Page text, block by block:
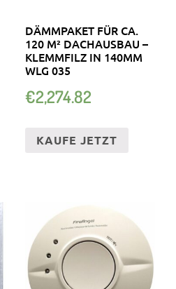
DÄMMPAKET FÜR CA.
120 M² DACHAUSBAU –
KLEMMFILZ IN 140MM
WLG 035
€2,274.82
KAUFE JETZT